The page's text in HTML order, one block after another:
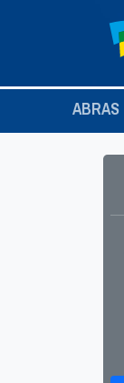
ABRAS